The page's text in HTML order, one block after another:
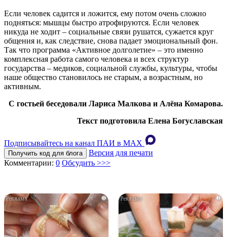
Если человек садится и ложится, ему потом очень сложно
подняться: мышцы быстро атрофируются. Если человек
никуда не ходит – социальные связи рушатся, сужается круг
общения и, как следствие, снова падает эмоциональный фон.
Так что программа «Активное долголетие» – это именно
комплексная работа самого человека и всех структур
государства – медиков, социальной службы, культуры, чтобы
наше общество становилось не старым, а возрастным, но
активным.
С гостьей беседовали Лариса Малкова и Алёна Комарова.
Текст подготовила Елена Богуславская
Подписывайтесь на канал ПАИ в MAХ
Получить код для блога
Версия для печати
Комментарии: 0 Обсудить >>>
i i